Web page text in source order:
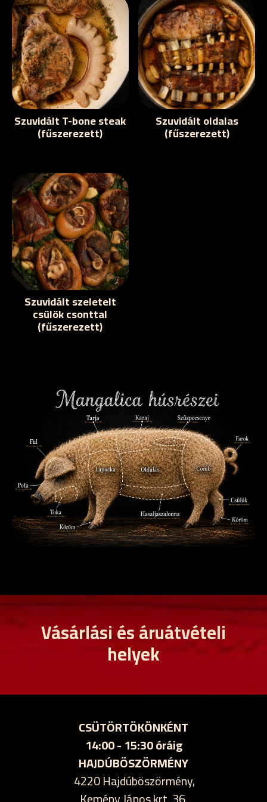
Szuvidált T-bone steak
(fűszerezett)
Szuvidált oldalas
(fűszerezett)
Szuvidált szeletelt
csülök csonttal
(fűszerezett)
Vásárlási és áruátvételi
helyek
CSÜTÖRTÖKÖNKÉNT
14:00 - 15:30 óráig
HAJDÚBÖSZÖRMÉNY
4220 Hajdúböszörmény,